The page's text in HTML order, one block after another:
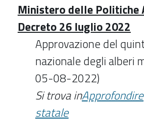
Ministero delle
Decreto 26 luglio 2022
Approvazione del
nazionale degli alberi
05-08-2022)
Si trova inApprofondire
statale